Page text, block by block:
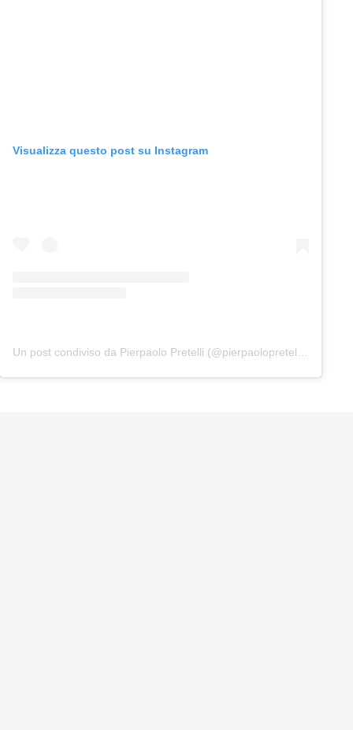
Visualizza questo post su Instagram
Un post condiviso da Pierpaolo Pretelli (@pierpaolopretelliofficial)